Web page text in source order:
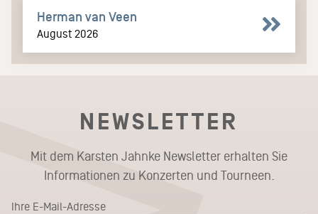
Herman van Veen
August 2026
NEWSLETTER
Mit dem Karsten Jahnke Newsletter erhalten Sie
Informationen zu Konzerten und Tourneen.
Ihre E-Mail-Adresse